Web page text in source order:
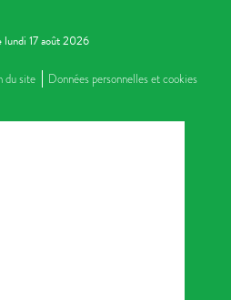
lundi 17 août 2026
du site Données personnelles et cookies